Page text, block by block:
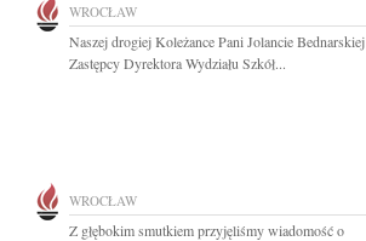
WROCŁAW
Naszej drogiej Koleżance Pani Jolancie Bednarskiej
Zastępcy Dyrektora Wydziału Szkół...
WROCŁAW
Z głębokim smutkiem przyjęliśmy wiadomość o